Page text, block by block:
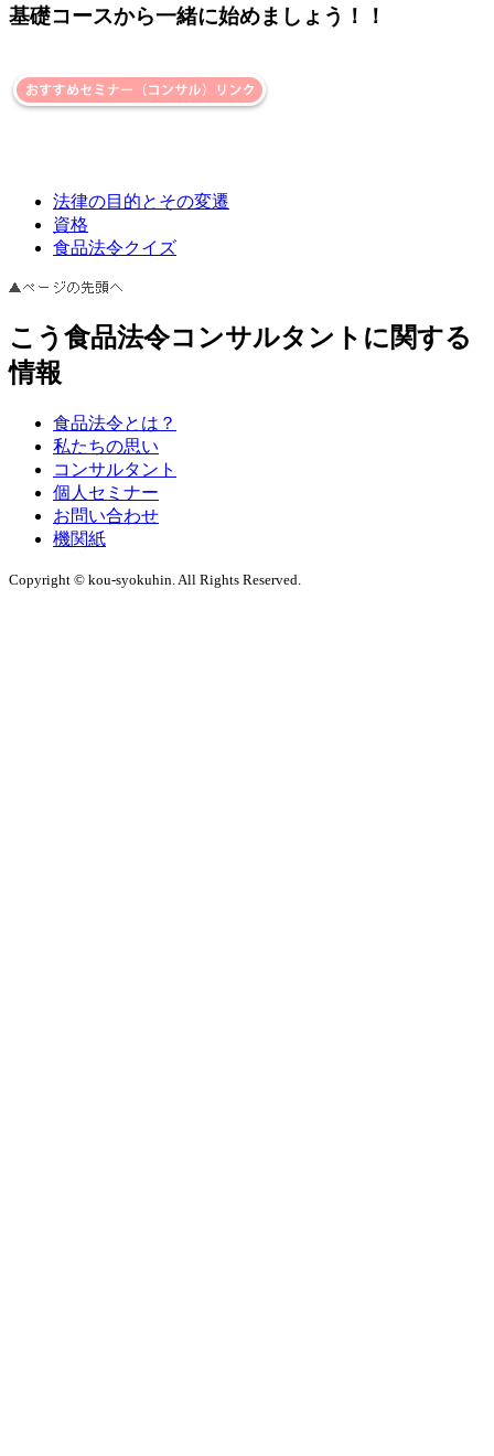
基礎コースから一緒に始めましょう！！
法律の目的とその変遷
資格
食品法令クイズ
こう食品法令コンサルタントに関する
情報
食品法令とは？
私たちの思い
コンサルタント
個人セミナー
お問い合わせ
機関紙
Copyright © kou-syokuhin. All Rights Reserved.